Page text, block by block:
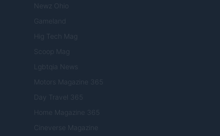
Newz Ohio
Gameland
Hig Tech Mag
Scoop Mag
Lgbtqia News
Motors Magazine 365
Day Travel 365
Home Magazine 365
Cineverse Magazine